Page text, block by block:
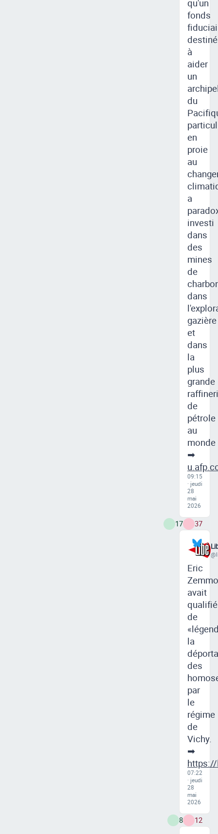
qu'un
fonds
destiné
à
aider
un
du
en
proie
au
a
investi
dans
des
mines
de
dans
gazière
et
dans
la
plus
grande
de
pétrole
au
monde
➡
09:15
· jeudi
28
mai
2026
17 37
Eric
avait
qualifié
de
la
des
par
le
régime
de
Vichy.
➡
07:22
· jeudi
28
mai
2026
8 12